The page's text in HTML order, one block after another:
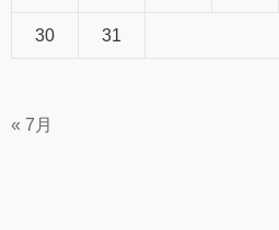
30 31
« 7月